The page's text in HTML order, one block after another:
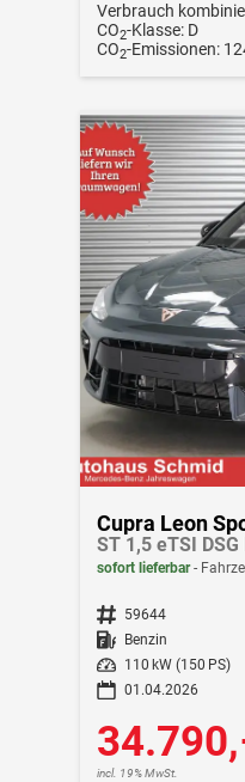
Verbrauch
CO2-Klasse: D
CO2-Emissionen:
Cupra Leon
ST 1,5 eTSI
sofort lieferbar
Fahrzeugnr. 59644
Kraftstoff Benzin
Leistung
110 kW (150 PS)
01.04.2026
incl. 19% MwSt.